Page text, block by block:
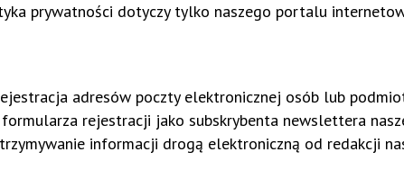
prywatności dotyczy tylko naszego portalu
adresów poczty elektronicznej osób lub
formularza rejestracji jako subskrybenta newslettera
informacji drogą elektroniczną od redakcji